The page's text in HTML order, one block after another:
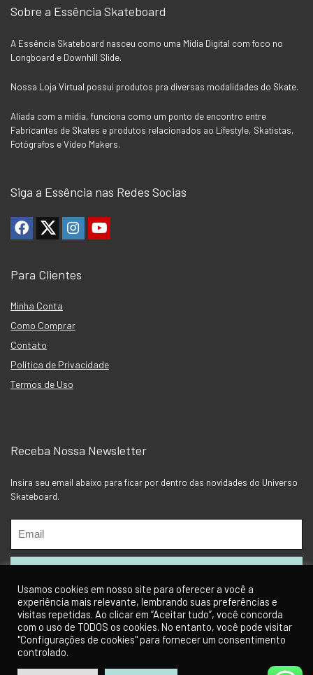
Sobre a Essência Skateboard
A Essência Skateboard nasceu como uma Mídia Digital com foco no
Longboard e Downhill Slide.
Nossa Loja Virtual possui produtos pra diversas modalidades do Skate.
Aliada com a mídia, funciona como um ponto de encontro entre
Fabricantes de Skates e produtos relacionados ao Lifestyle, Skatistas,
Fotógrafos e Vídeo Makers.
Siga a Essência nas Redes Socias
Para Clientes
Minha Conta
Como Comprar
Contato
Política de Privacidade
Termos de Uso
Receba Nossa Newsletter
Insira seu email abaixo para ficar por dentro das novidades do Universo
Skateboard.
Usamos cookies em nosso site para oferecer a você a
experiência mais relevante, lembrando suas preferências e
visitas repetidas. Ao clicar em “Aceitar tudo”, você concorda
com o uso de TODOS os cookies. No entanto, você pode visitar
"Configurações de cookies" para fornecer um consentimento
controlado.